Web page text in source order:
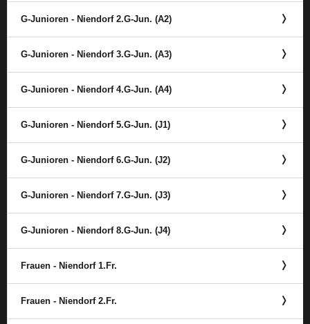
G-Junioren - Niendorf 2.G-Jun. (A2)
G-Junioren - Niendorf 3.G-Jun. (A3)
G-Junioren - Niendorf 4.G-Jun. (A4)
G-Junioren - Niendorf 5.G-Jun. (J1)
G-Junioren - Niendorf 6.G-Jun. (J2)
G-Junioren - Niendorf 7.G-Jun. (J3)
G-Junioren - Niendorf 8.G-Jun. (J4)
Frauen - Niendorf 1.Fr.
Frauen - Niendorf 2.Fr.